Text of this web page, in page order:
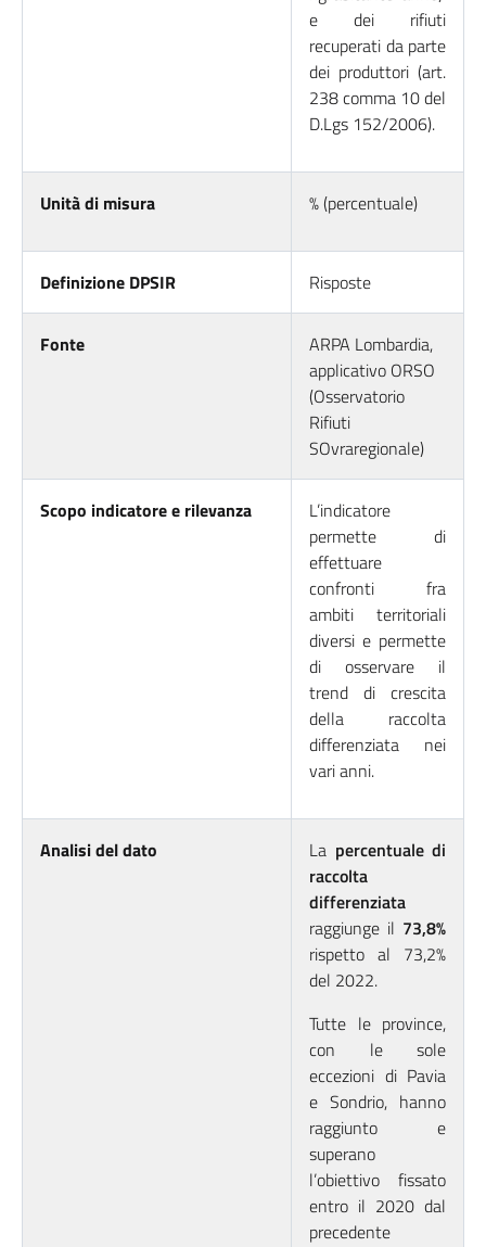
e dei rifiuti
recuperati da parte
dei produttori (art.
238 comma 10 del
D.Lgs 152/2006).
Unità di misura % (percentuale)
Definizione DPSIR Risposte
Fonte
ARPA Lombardia,
applicativo ORSO
(Osservatorio
Rifiuti
SOvraregionale)
Scopo indicatore e rilevanza
L’indicatore
permette di
effettuare
confronti fra
ambiti territoriali
diversi e permette
di osservare il
trend di crescita
della raccolta
differenziata nei
vari anni.
Analisi del dato La percentuale di
raccolta
differenziata
raggiunge il 73,8%
rispetto al 73,2%
del 2022.
Tutte le province,
con le sole
eccezioni di Pavia
e Sondrio, hanno
raggiunto e
superano
l’obiettivo fissato
entro il 2020 dal
precedente